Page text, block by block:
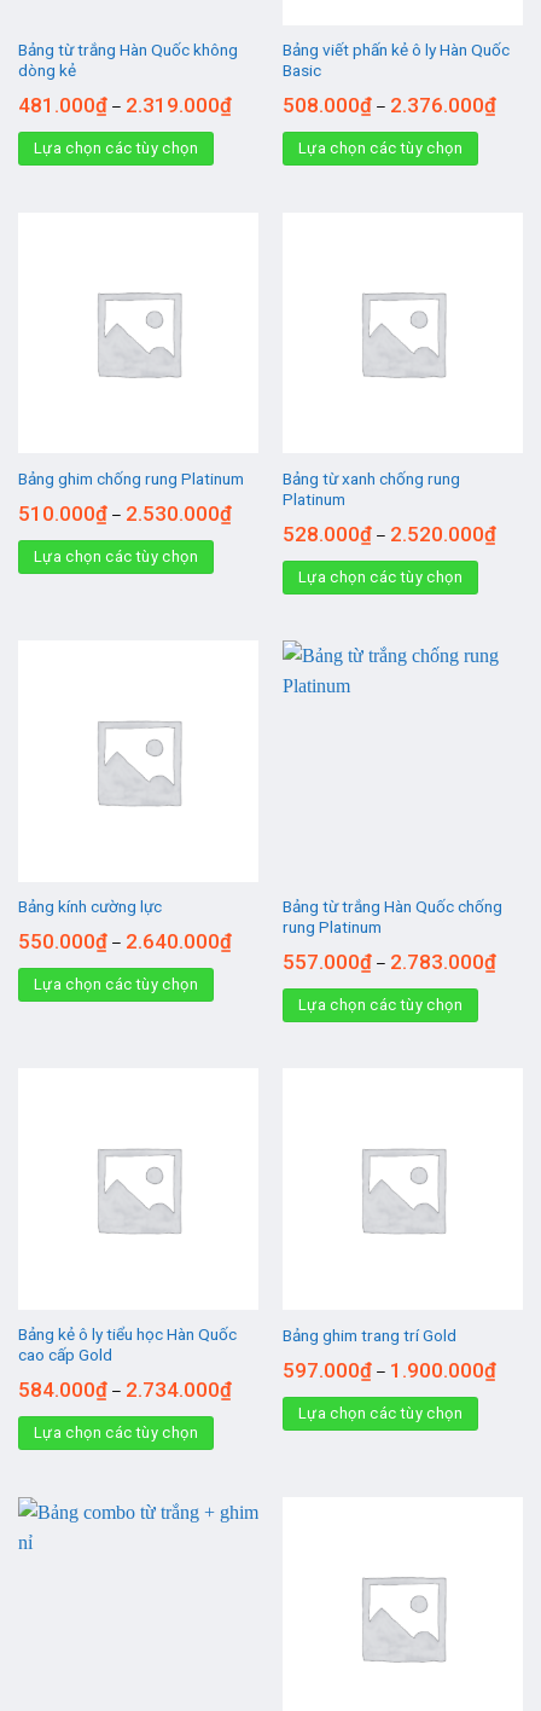
Bảng từ trắng Hàn Quốc không
dòng kẻ
481.000₫– 2.319.000₫
Lựa chọn các tùy chọn
Bảng viết phấn kẻ ô ly Hàn Quốc
Basic
508.000₫– 2.376.000₫
Lựa chọn các tùy chọn
Bảng ghim chống rung Platinum
510.000₫– 2.530.000₫
Lựa chọn các tùy chọn
Bảng từ xanh chống rung
Platinum
528.000₫– 2.520.000₫
Lựa chọn các tùy chọn
Bảng kính cường lực
550.000₫– 2.640.000₫
Lựa chọn các tùy chọn
Bảng từ trắng Hàn Quốc chống
rung Platinum
557.000₫– 2.783.000₫
Lựa chọn các tùy chọn
Bảng kẻ ô ly tiểu học Hàn Quốc
cao cấp Gold
584.000₫– 2.734.000₫
Lựa chọn các tùy chọn
Bảng ghim trang trí Gold
597.000₫– 1.900.000₫
Lựa chọn các tùy chọn